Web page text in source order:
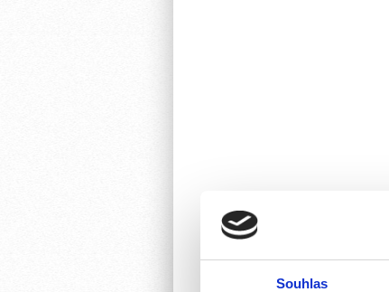
Souhlas